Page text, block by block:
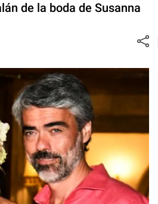
de la boda de Susanna